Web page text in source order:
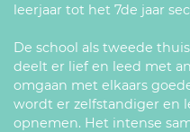
leerjaar tot het 7de jaar
De school als tweede
deelt er lief en leed met
omgaan met elkaars
wordt er zelfstandiger en
opnemen. Het intense